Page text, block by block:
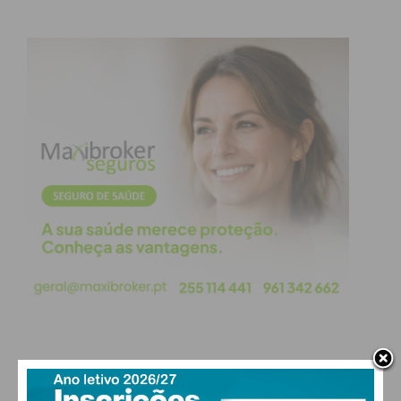
género poderão ser partilhados fora dos dias
“Penafiel é História em 30 segundos” é mais uma
das rubricas que vai ser recuperada durante este
confinamento. Todas as quartas-feiras às 15h00,
pequenos vídeos vão dar a conhecer algumas
curiosidades acerca de jardins e edifícios
emblemáticos da cidade. Além desta, a rubrica
“(re)Descubra Penafiel” convida-o a viajar por todo
Penafiel. Às sextas-feiras, por volta das 21h00.
facebook daautarquia, vão ser desafiados a
responder ao “Quiz Penafiel” e assim pôr à prova
PAÇOS DE FERREIRA